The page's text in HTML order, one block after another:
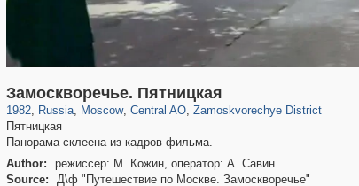
Замоскворечье. Пятницкая
1982, Russia
1,406,837 29,243
, Moscow
319,861 8,286
, Central AO
160,009 5,916
, Zamoskvorechye District
6,190
Пятницкая
Панорама склеена из кадров фильма.
Author:
режиссер: М. Кожин, оператор: А. Савин
Source:
Д\ф "Путешествие по Москве. Замоскворечье"